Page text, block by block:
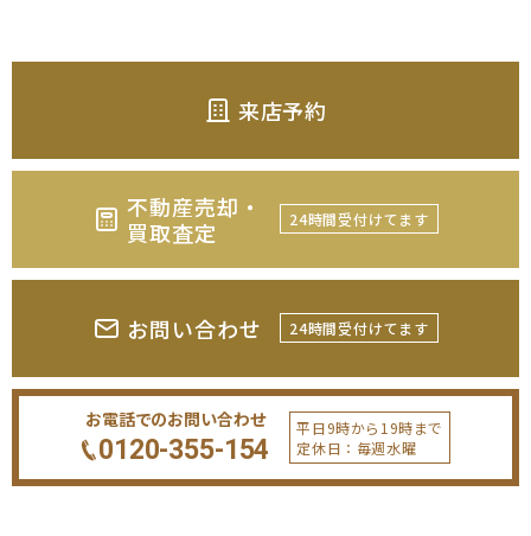
来店予約
不動産売却・
買取査定
24時間受付けてます
お問い合わせ 24時間受付けてます
お電話でのお問い合わせ
0120-355-154
平日9時から19時まで
定休日：毎週水曜